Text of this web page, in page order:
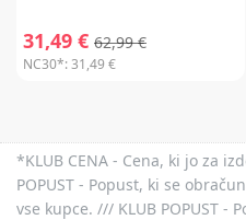
31,49 € 62,99 €
NC30*:31,49 €
*KLUB CENA - Cena, ki jo za
POPUST - Popust, ki se
vse kupce. /// KLUB POPUST -